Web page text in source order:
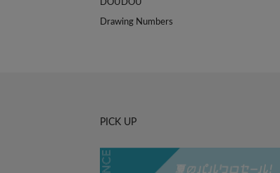
DOUDOU
Drawing Numbers
PICK UP